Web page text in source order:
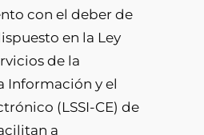
con el deber de
en la Ley
de la
Información y el
(LSSI-CE) de
a